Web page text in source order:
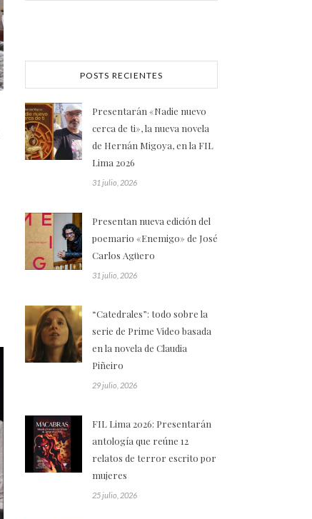
POSTS RECIENTES
Presentarán «Nadie nuevo
cerca de ti», la nueva novela
de Hernán Migoya, en la FIL
Lima 2026
31 julio, 2026
Presentan nueva edición del
poemario «Enemigo» de José
Carlos Agüero
31 julio, 2026
“Catedrales”: todo sobre la
serie de Prime Video basada
en la novela de Claudia
Piñeiro
29 julio, 2026
FIL Lima 2026: Presentarán
antología que reúne 12
relatos de terror escrito por
mujeres
25 julio, 2026